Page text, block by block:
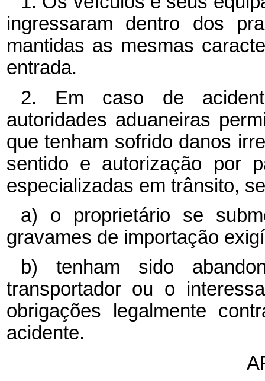
ingressaram dentro dos
mantidas as mesmas
entrada.
2. Em caso de
autoridades aduaneiras
que tenham sofrido danos
sentido e autorização por
especializadas em trânsito,
a) o proprietário se
gravames de importação
b) tenham sido
transportador ou o
obrigações legalmente
acidente.